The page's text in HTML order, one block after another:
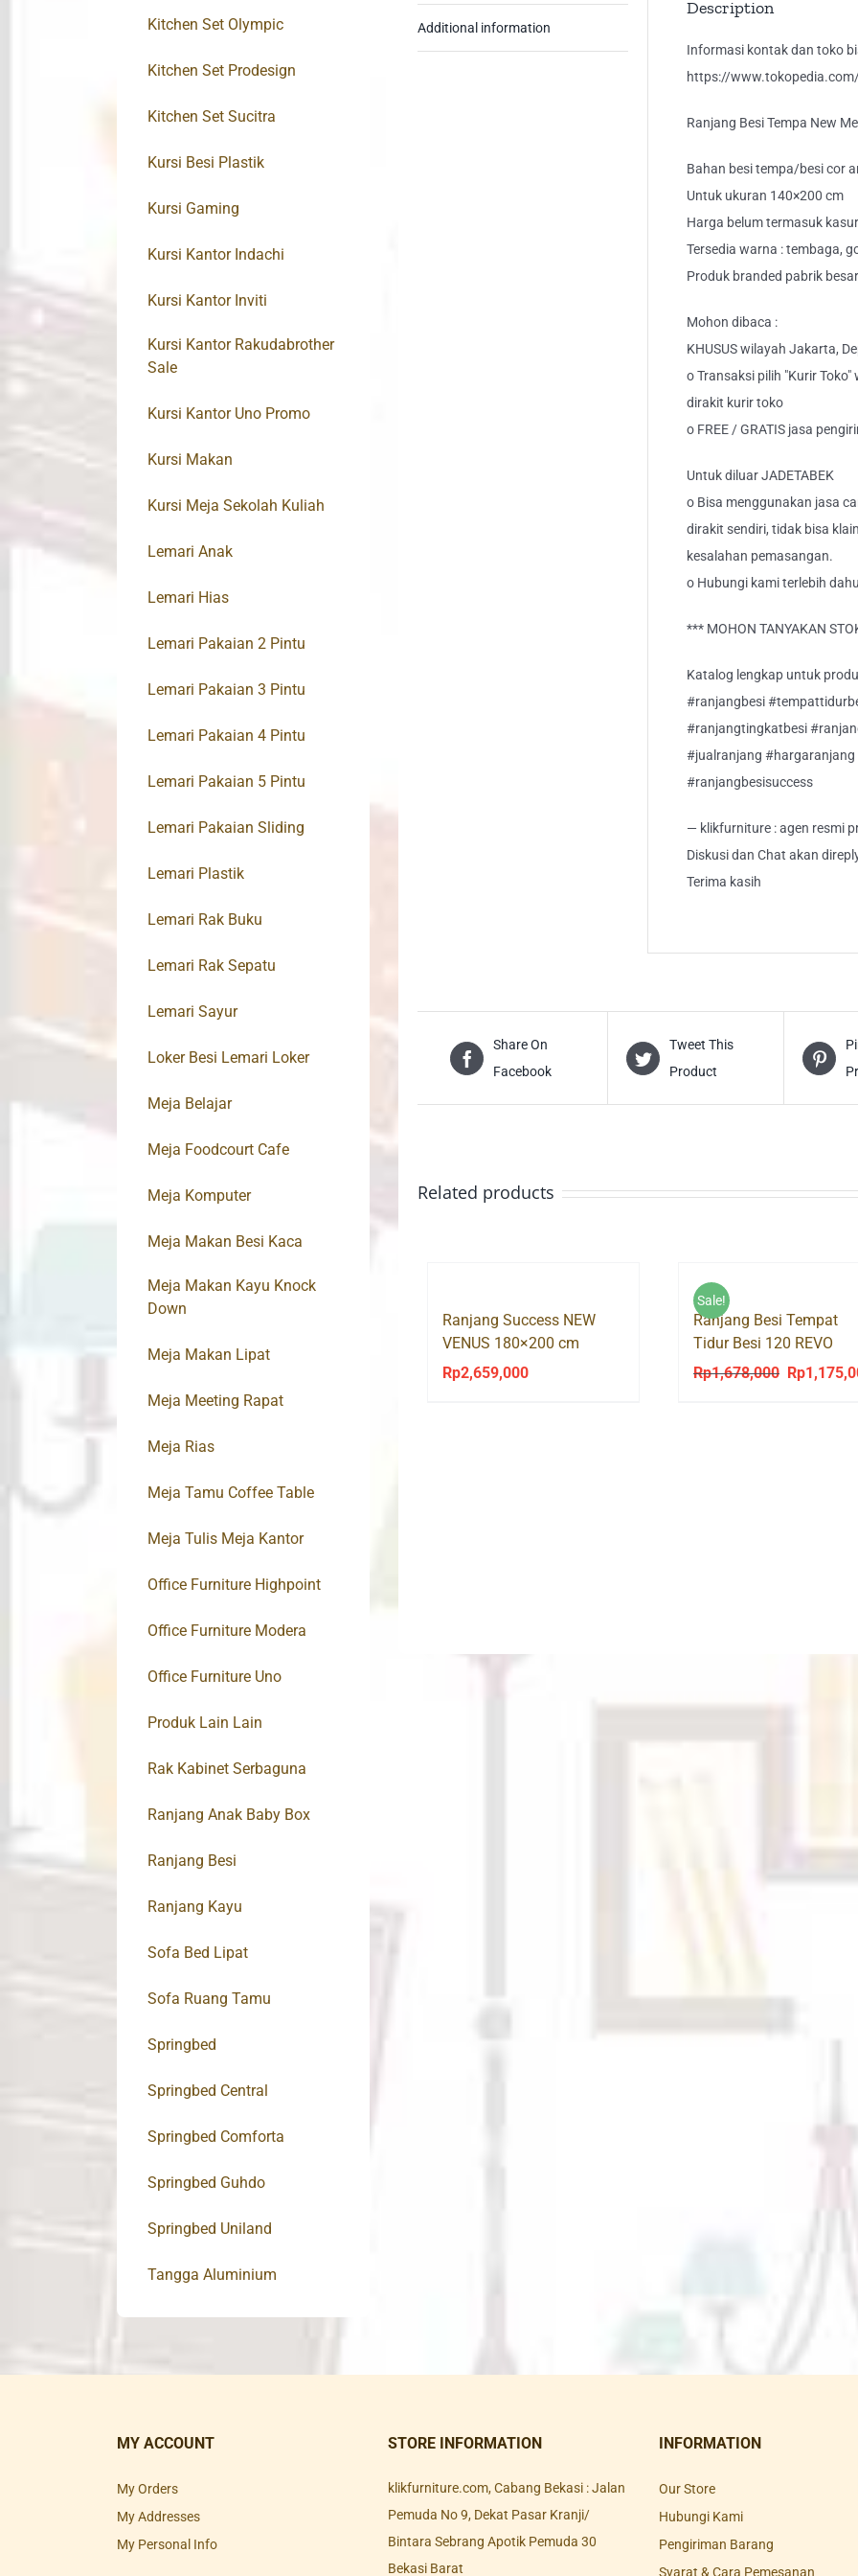
Additional information
Description
Informasi kontak dan toko
https://
Ranjang Besi Tempa New
Bahan besi tempa/besi cor
Untuk ukuran 140×200 cm
Harga belum termasuk kasur
Tersedia warna : tembaga,
Produk branded pabrik
Mohon dibaca :
KHUSUS wilayah Jakarta,
o Transaksi pilih "Kurir
dirakit kurir toko
o FREE / GRATIS jasa
Untuk diluar JADETABEK
o Bisa menggunakan jasa
dirakit sendiri, tidak bisa
kesalahan pemasangan.
o Hubungi kami terlebih
*** MOHON TANYAKAN
Katalog lengkap untuk
#ranjangbesi
#ranjangtingkatbesi
#jualranjang
#ranjangbesisuccess
— klikfurniture : agen resmi
Diskusi dan Chat akan
Terima kasih
Share On
Facebook
Tweet This
Product
Related products
Ranjang Success NEW
VENUS 180×200 cm
Rp2,659,000
Sale!
Ranjang Besi Tempat
Tidur Besi 120 REVO
Orbitrend
Rp1,678,000
Original
Rp
Kitchen Set Olympic
Kitchen Set Prodesign
Kitchen Set Sucitra
Kursi Besi Plastik
Kursi Gaming
Kursi Kantor Indachi
Kursi Kantor Inviti
Kursi Kantor Rakudabrother
Sale
Kursi Kantor Uno Promo
Kursi Makan
Kursi Meja Sekolah Kuliah
Lemari Anak
Lemari Hias
Lemari Pakaian 2 Pintu
Lemari Pakaian 3 Pintu
Lemari Pakaian 4 Pintu
Lemari Pakaian 5 Pintu
Lemari Pakaian Sliding
Lemari Plastik
Lemari Rak Buku
Lemari Rak Sepatu
Lemari Sayur
Loker Besi Lemari Loker
Meja Belajar
Meja Foodcourt Cafe
Meja Komputer
Meja Makan Besi Kaca
Meja Makan Kayu Knock
Down
Meja Makan Lipat
Meja Meeting Rapat
Meja Rias
Meja Tamu Coffee Table
Meja Tulis Meja Kantor
Office Furniture Highpoint
Office Furniture Modera
Office Furniture Uno
Produk Lain Lain
Rak Kabinet Serbaguna
Ranjang Anak Baby Box
Ranjang Besi
Ranjang Kayu
Sofa Bed Lipat
Sofa Ruang Tamu
Springbed
Springbed Central
Springbed Comforta
Springbed Guhdo
Springbed Uniland
Tangga Aluminium
MY ACCOUNT
My Orders
My Addresses
My Personal Info
STORE INFORMATION
klikfurniture.com, Cabang Bekasi : Jalan
Pemuda No 9, Dekat Pasar Kranji/
Bintara Sebrang Apotik Pemuda 30
Bekasi Barat
INFORMATION
Our Store
Hubungi Kami
Pengiriman Barang
Syarat & Cara Pemesanan